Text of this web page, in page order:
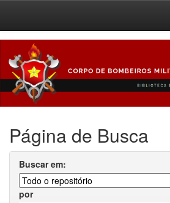
navigation
Página de Busca
Buscar em:
por